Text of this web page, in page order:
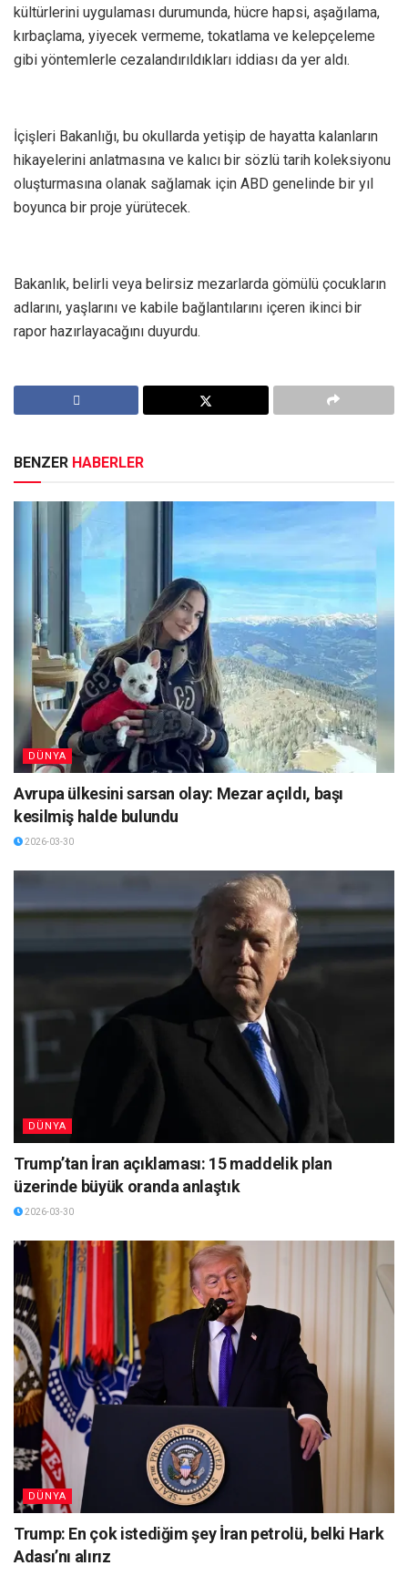
kültürlerini uygulaması durumunda, hücre hapsi, aşağılama,
kırbaçlama, yiyecek vermeme, tokatlama ve kelepçeleme
gibi yöntemlerle cezalandırıldıkları iddiası da yer aldı.
İçişleri Bakanlığı, bu okullarda yetişip de hayatta kalanların
hikayelerini anlatmasına ve kalıcı bir sözlü tarih koleksiyonu
oluşturmasına olanak sağlamak için ABD genelinde bir yıl
boyunca bir proje yürütecek.
Bakanlık, belirli veya belirsiz mezarlarda gömülü çocukların
adlarını, yaşlarını ve kabile bağlantılarını içeren ikinci bir
rapor hazırlayacağını duyurdu.
BENZER HABERLER
DÜNYA
Avrupa ülkesini sarsan olay: Mezar açıldı, başı
kesilmiş halde bulundu
2026-03-30
DÜNYA
Trump’tan İran açıklaması: 15 maddelik plan
üzerinde büyük oranda anlaştık
2026-03-30
DÜNYA
Trump: En çok istediğim şey İran petrolü, belki Hark
Adası’nı alırız